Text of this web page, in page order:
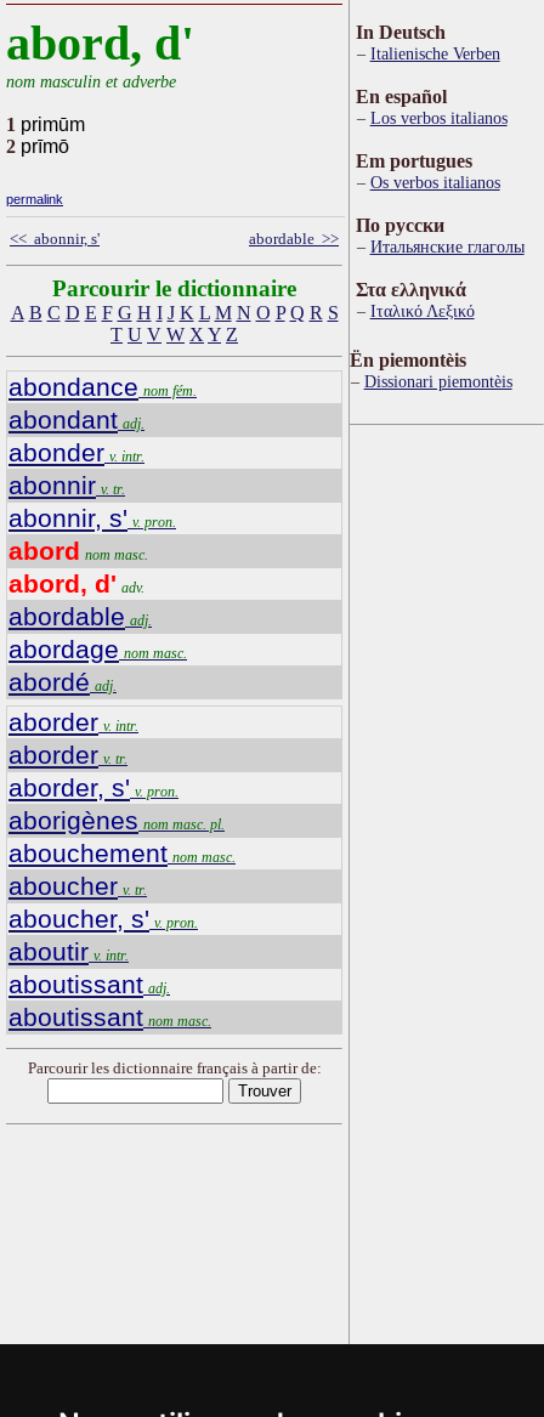
abord, d'
nom masculin et adverbe
1 primūm
2 prīmō
permalink
<< abonnir, s' abordable >>
Parcourir le dictionnaire
A B C D E F G H I J K L M N O P Q R S
T U V W X Y Z
abondance nom fém.
abondant adj.
abonder v. intr.
abonnir v. tr.
abonnir, s' v. pron.
abord nom masc.
abord, d' adv.
abordable adj.
abordage nom masc.
abordé adj.
aborder v. intr.
aborder v. tr.
aborder, s' v. pron.
aborigènes nom masc. pl.
abouchement nom masc.
aboucher v. tr.
aboucher, s' v. pron.
aboutir v. intr.
aboutissant adj.
aboutissant nom masc.
Parcourir les dictionnaire français à partir de:
In Deutsch
Italienische Verben
En español
Los verbos italianos
Em portugues
Os verbos italianos
По русски
Итальянские глаголы
Στα ελληνικά
Ιταλικό Λεξικό
Ën piemontèis
Dissionari piemontèis